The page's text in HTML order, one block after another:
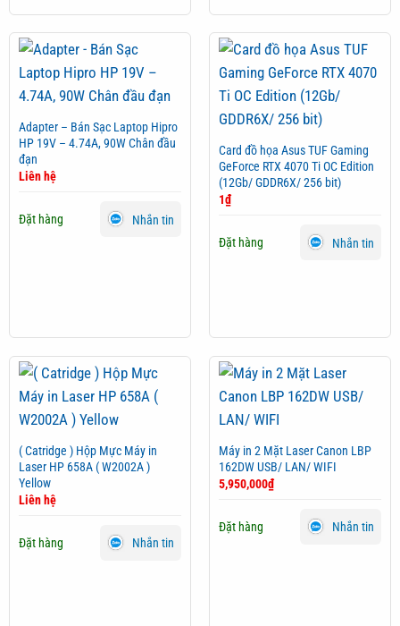
Adapter – Bán Sạc Laptop Hipro
HP 19V – 4.74A, 90W Chân đầu
đạn
Liên hệ
Đặt hàng Nhắn tin
Card đồ họa Asus TUF Gaming
GeForce RTX 4070 Ti OC Edition
(12Gb/ GDDR6X/ 256 bit)
1₫
Đặt hàng Nhắn tin
( Catridge ) Hộp Mực Máy in
Laser HP 658A ( W2002A )
Yellow
Liên hệ
Đặt hàng Nhắn tin
Máy in 2 Mặt Laser Canon LBP
162DW USB/ LAN/ WIFI
5,950,000₫
Đặt hàng Nhắn tin